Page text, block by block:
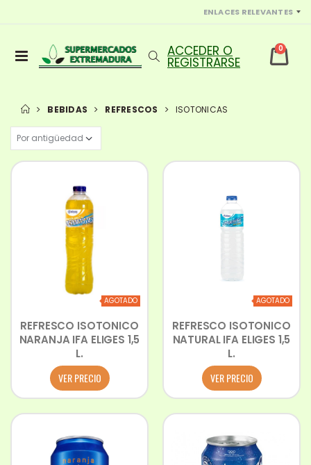
ENLACES RELEVANTES
0
BEBIDAS REFRESCOS ISOTONICAS
AGOTADO
REFRESCO ISOTONICO
NARANJA IFA ELIGES 1,5
L.
VER PRECIO
AGOTADO
REFRESCO ISOTONICO
NATURAL IFA ELIGES 1,5
L.
VER PRECIO